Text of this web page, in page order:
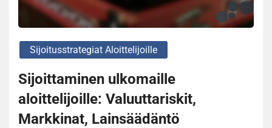
Sijoitusstrategiat Aloittelijoille
Sijoittaminen ulkomaille
aloittelijoille: Valuuttariskit,
Markkinat, Lainsäädäntö